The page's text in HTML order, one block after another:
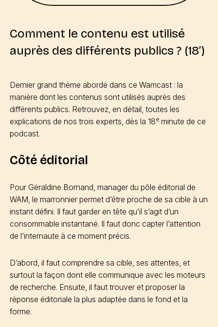
Comment le contenu est utilisé
auprès des différents publics ? (18’)
Dernier grand thème abordé dans ce Wamcast : la
manière dont les contenus sont utilisés auprès des
différents publics. Retrouvez, en détail, toutes les
explications de nos trois experts, dès la 18e minute de ce
podcast.
Côté éditorial
Pour Géraldine Bornand, manager du pôle éditorial de
WAM, le marronnier permet d’être proche de sa cible à un
instant défini. Il faut garder en tête qu’il s’agit d’un
consommable instantané. Il faut donc capter l’attention
de l’internaute à ce moment précis.
D’abord, il faut comprendre sa cible, ses attentes, et
surtout la façon dont elle communique avec les moteurs
de recherche. Ensuite, il faut trouver et proposer la
réponse éditoriale la plus adaptée dans le fond et la
forme.